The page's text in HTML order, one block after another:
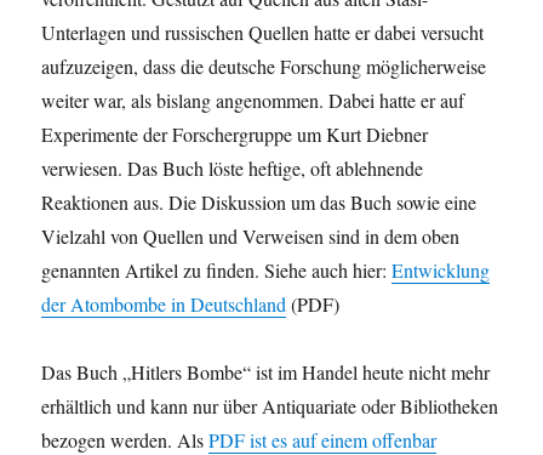
Unterlagen und russischen Quellen hatte er dabei versucht
aufzuzeigen, dass die deutsche Forschung möglicherweise
weiter war, als bislang angenommen. Dabei hatte er auf
Experimente der Forschergruppe um Kurt Diebner
verwiesen. Das Buch löste heftige, oft ablehnende
Reaktionen aus. Die Diskussion um das Buch sowie eine
Vielzahl von Quellen und Verweisen sind in dem oben
genannten Artikel zu finden. Siehe auch hier:Entwicklung
der Atombombe in Deutschland(PDF)
Das Buch „Hitlers Bombe“ ist im Handel heute nicht mehr
erhältlich und kann nur über Antiquariate oder Bibliotheken
bezogen werden. AlsPDF ist es auf einem offenbar